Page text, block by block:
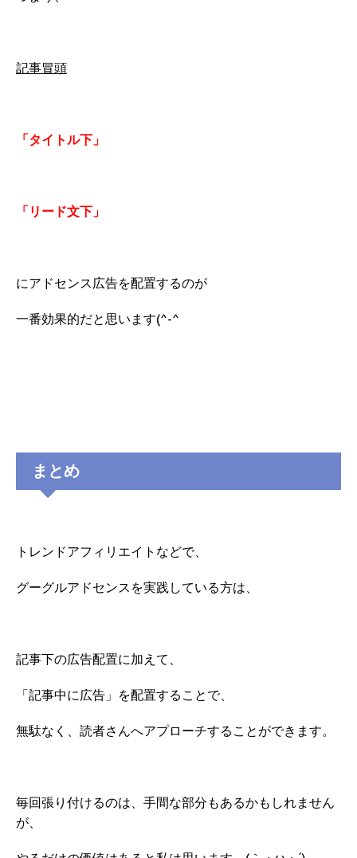
記事冒頭
「タイトル下」
「リード文下」
にアドセンス広告を配置するのが
一番効果的だと思います(^-^
まとめ
トレンドアフィリエイトなどで、
グーグルアドセンスを実践している方は、
記事下の広告配置に加えて、
「記事中に広告」を配置することで、
無駄なく、読者さんへアプローチすることができます。
毎回張り付けるのは、手間な部分もあるかもしれません
が、